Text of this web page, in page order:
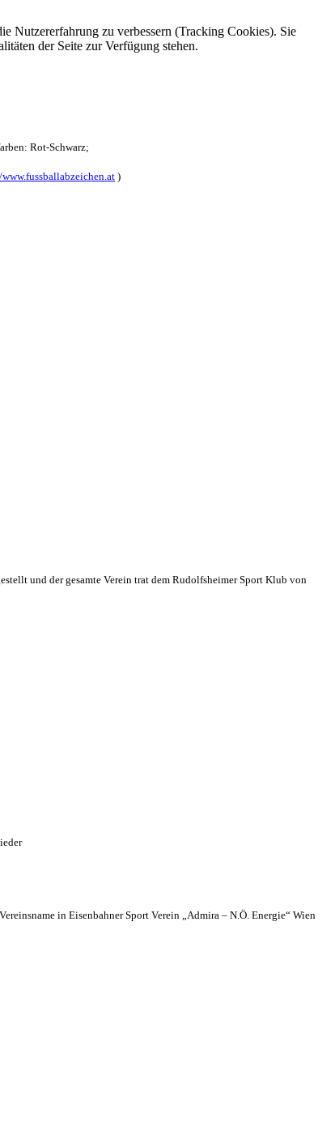
Nutzererfahrung zu verbessern (Tracking Cookies). Sie
der Seite zur Verfügung stehen.
Rot-Schwarz;
)
und der gesamte Verein trat dem Rudolfsheimer Sport Klub von
in Eisenbahner Sport Verein „Admira – N.Ö. Energie“ Wien